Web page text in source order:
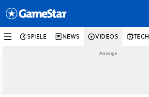
SPIELE NEWS VIDEOS TECH